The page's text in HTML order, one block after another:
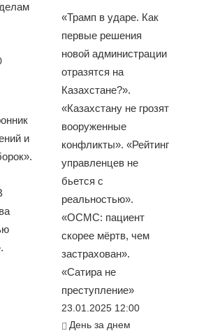
и
«Трамп в ударе. Как
первые решения
новой администрации
отразятся на
Казахстане?».
«Казахстану не грозят
вооруженные
конфликты». «Рейтинг
управленцев не
бьется с
реальностью».
«ОСМС: пациент
скорее мёртв, чем
застрахован».
«Сатира не
преступление»
23.01.2025 12:00
День за днем